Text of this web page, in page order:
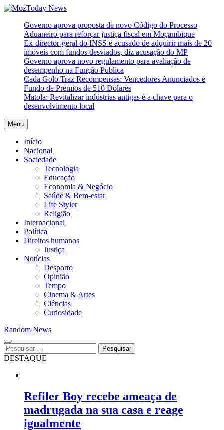
Skip
content
MozToday News
Onde a gente lê.
Governo aprova proposta de novo Código do Processo
Aduaneiro para reforçar justiça fiscal em Moçambique
Ex-director-geral do INSS é acusado de adquirir mais de 20
imóveis com fundos desviados, diz acusação do MP
Governo aprova novo regulamento para avaliação de
desempenho na Função Pública
Cada Golo Traz Recompensas: Vencedores Anunciados e
Fundo de Prémios de 510 Dólares
Matola: Revitalizar indústrias antigas é a chave para o
desenvolvimento local
Menu
Início
Nacional
Sociedade
Tecnologia
Educação
Economia & Negócio
Saúde & Bem-estar
Life Styler
Religião
Internacional
Política
Direitos humanos
Justiça
Notícias
Desporto
Opinião
Tempo
Cinema & Artes
Ciências
Curiosidade
Random News
Pesquisar
por:
DESTAQUE
Refiler Boy recebe ameaça de
madrugada na sua casa e reage
igualmente